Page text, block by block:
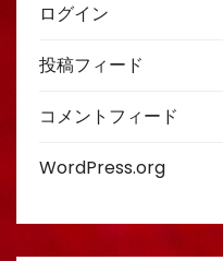
ログイン
投稿フィード
コメントフィード
WordPress.org